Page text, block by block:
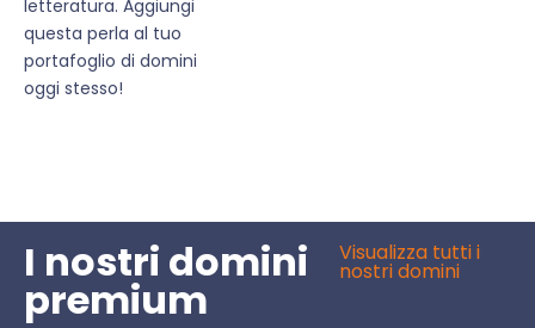
letteratura. Aggiungi
questa perla al tuo
portafoglio di domini
oggi stesso!
I nostri domini
premium
Visualizza tutti i
nostri domini